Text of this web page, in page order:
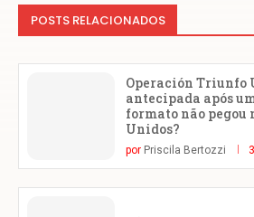
POSTS RELACIONADOS
Operación Triunfo
antecipada após
formato não pegou
Unidos?
por Priscila Bertozzi